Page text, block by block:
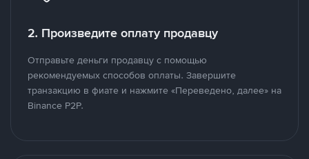
2. Произведите оплату продавцу
Отправьте деньги продавцу с помощью
рекомендуемых способов оплаты. Завершите
транзакцию в фиате и нажмите «Переведено, далее» на
Binance P2P.